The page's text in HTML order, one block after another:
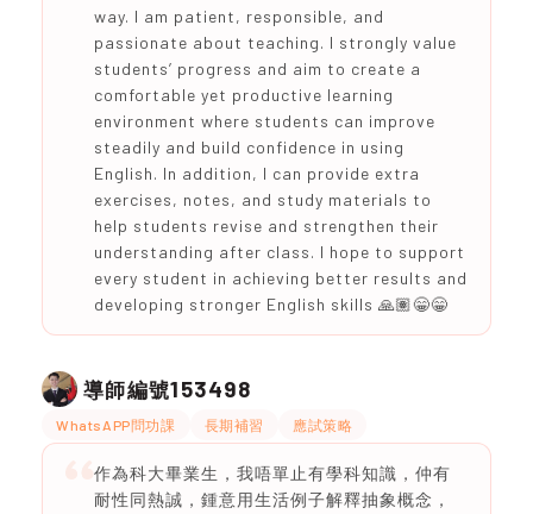
way. I am patient, responsible, and
passionate about teaching. I strongly value
students’ progress and aim to create a
comfortable yet productive learning
environment where students can improve
steadily and build confidence in using
English. In addition, I can provide extra
exercises, notes, and study materials to
help students revise and strengthen their
understanding after class. I hope to support
every student in achieving better results and
developing stronger English skills 🙏🏽😁😁
導師編號153498
WhatsAPP問功課 長期補習 應試策略
作為科大畢業生，我唔單止有學科知識，仲有
耐性同熱誠，鍾意用生活例子解釋抽象概念，